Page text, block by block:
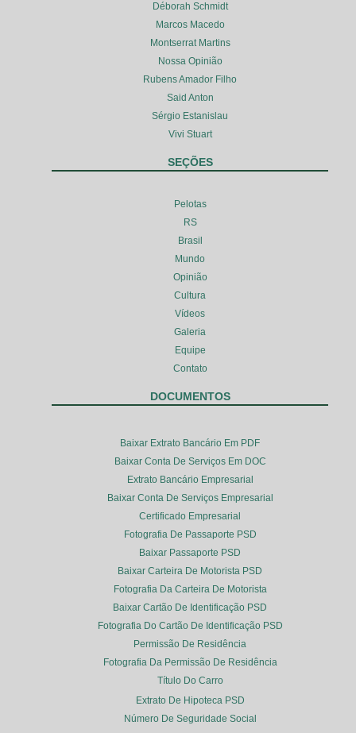
Déborah Schmidt
Marcos Macedo
Montserrat Martins
Nossa Opinião
Rubens Amador Filho
Said Anton
Sérgio Estanislau
Vivi Stuart
SEÇÕES
Pelotas
RS
Brasil
Mundo
Opinião
Cultura
Vídeos
Galeria
Equipe
Contato
DOCUMENTOS
Baixar Extrato Bancário Em PDF
Baixar Conta De Serviços Em DOC
Extrato Bancário Empresarial
Baixar Conta De Serviços Empresarial
Certificado Empresarial
Fotografia De Passaporte PSD
Baixar Passaporte PSD
Baixar Carteira De Motorista PSD
Fotografia Da Carteira De Motorista
Baixar Cartão De Identificação PSD
Fotografia Do Cartão De Identificação PSD
Permissão De Residência
Fotografia Da Permissão De Residência
Título Do Carro
Extrato De Hipoteca PSD
Número De Seguridade Social